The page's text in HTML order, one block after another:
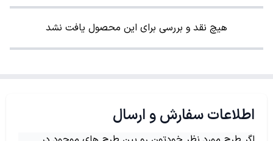
هیچ نقد و بررسی برای این محصول یافت نشد
اطلاعات سفارش و ارسال